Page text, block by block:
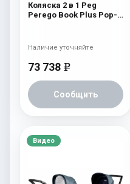
Коляска 2 в 1 Peg
Perego Book Plus Pop-
Pop-Up Completo)
73 738 e
Сообщить
Наличие уточняйте
Видео